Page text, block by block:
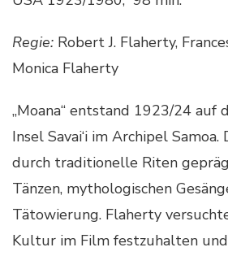
Regie: Robert J. Flaherty,
Monica Flaherty
„Moana“ entstand 1923/24 auf
Insel Savai‘i im Archipel
durch traditionelle Riten
Tänzen, mythologischen
Tätowierung. Flaherty
Kultur im Film festzuhalten